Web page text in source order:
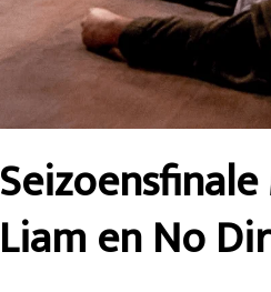
Liam en No